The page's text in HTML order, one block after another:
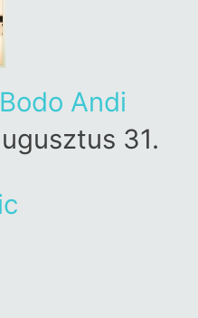
Bodo Andi
31.